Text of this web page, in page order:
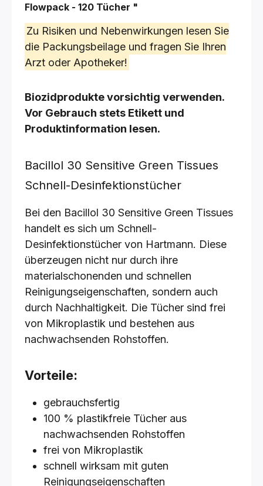
Flowpack - 120 Tücher "
Zu Risiken und Nebenwirkungen lesen Sie
die Packungsbeilage und fragen Sie Ihren
Arzt oder Apotheker!
Biozidprodukte vorsichtig verwenden.
Vor Gebrauch stets Etikett und
Produktinformation lesen.
Bacillol 30 Sensitive Green Tissues
Schnell-Desinfektionstücher
Bei den Bacillol 30 Sensitive Green Tissues
handelt es sich um Schnell-
Desinfektionstücher von Hartmann. Diese
überzeugen nicht nur durch ihre
materialschonenden und schnellen
Reinigungseigenschaften, sondern auch
durch Nachhaltigkeit. Die Tücher sind frei
von Mikroplastik und bestehen aus
nachwachsenden Rohstoffen.
Vorteile:
gebrauchsfertig
100 % plastikfreie Tücher aus
nachwachsenden Rohstoffen
frei von Mikroplastik
schnell wirksam mit guten
Reinigungseigenschaften